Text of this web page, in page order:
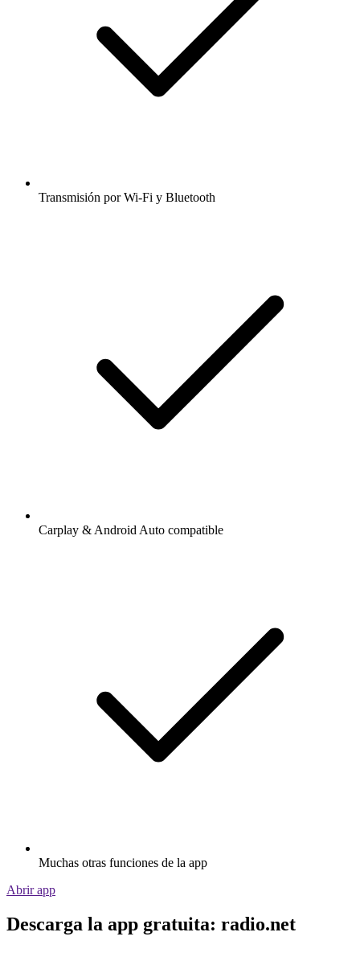
Transmisión por Wi-Fi y Bluetooth
Carplay & Android Auto compatible
Muchas otras funciones de la app
Abrir app
Descarga la app gratuita: radio.net